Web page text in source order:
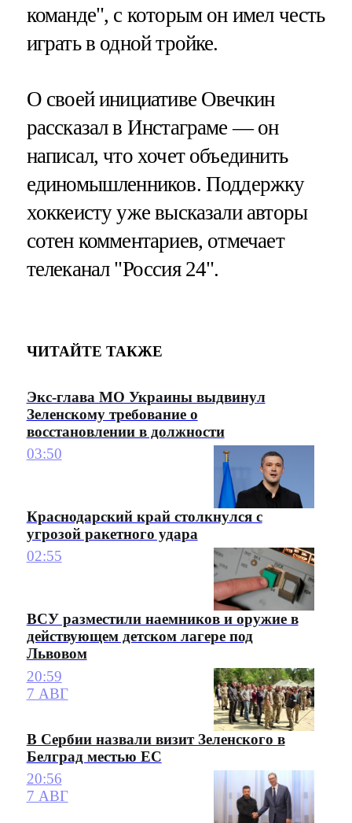
команде", с которым он имел честь
играть в одной тройке.
О своей инициативе Овечкин
рассказал в Инстаграме — он
написал, что хочет объединить
единомышленников. Поддержку
хоккеисту уже высказали авторы
сотен комментариев, отмечает
телеканал "Россия 24".
ЧИТАЙТЕ ТАКЖЕ
Экс-глава МО Украины выдвинул
Зеленскому требование о
восстановлении в должности
03:50
Краснодарский край столкнулся с
угрозой ракетного удара
02:55
ВСУ разместили наемников и оружие в
действующем детском лагере под
Львовом
20:59
7 АВГ
В Сербии назвали визит Зеленского в
Белград местью ЕС
20:56
7 АВГ